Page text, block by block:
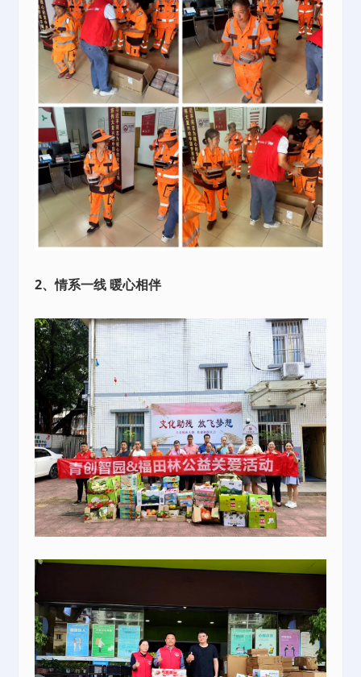
2、情系一线 暖心相伴